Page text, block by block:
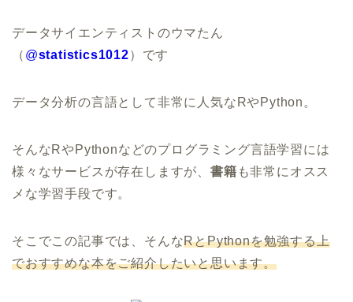
データサイエンティストのウマたん
（ @statistics1012）です
データ分析の言語として非常に人気なRやPython。
そんなRやPythonなどのプログラミング言語学習には
様々なサービスが存在しますが、 書籍 も非常にオスス
メな学習手段です。
そこでこの記事では、そんなRとPythonを勉強する上
でおすすめな本をご紹介したいと思います。